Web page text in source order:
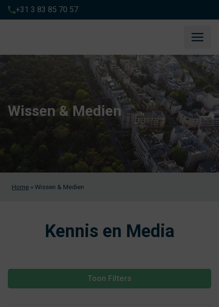
+31 3 83 85 70 57
Wissen & Medien
Home »Wissen & Medien
Kennis en Media
Toon Filters